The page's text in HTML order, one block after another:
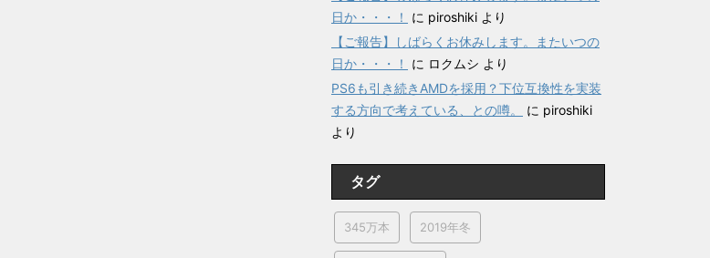
日か・・・！
に piroshiki より
【ご報告】しばらくお休みします。またいつの
日か・・・！
に ロクムシ より
PS6も引き続きAMDを採用？下位互換性を実装
する方向で考えている、との噂。
に piroshiki
より
タグ
345万本 2019年冬